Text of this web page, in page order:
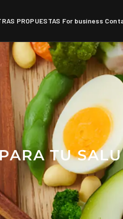
PROPUESTAS For business
TU